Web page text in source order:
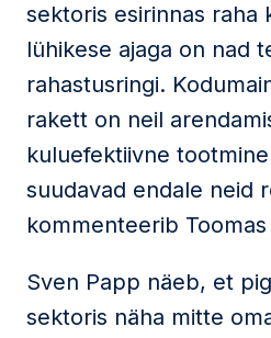
sektoris esirinnas raha
lühikese ajaga on nad
rahastusringi.
rakett on neil
kuluefektiivne
suudavad endale neid
kommenteerib
Sven Papp näeb, et
sektoris näha mitte